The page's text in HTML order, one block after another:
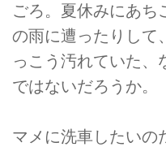
ごろ。夏休みにあち
の雨に遭ったりして
っこう汚れていた、
ではないだろうか。
マメに洗車したいの